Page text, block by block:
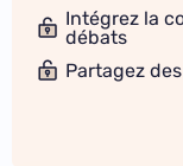
Intégrez la
débats
Partagez